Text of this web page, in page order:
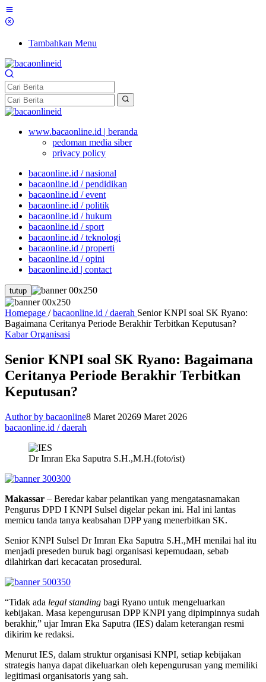
Tambahkan Menu
www.bacaonline.id | beranda
pedoman media siber
privacy policy
bacaonline.id / nasional
bacaonline.id / pendidikan
bacaonline.id / event
bacaonline.id / politik
bacaonline.id / hukum
bacaonline.id / sport
bacaonline.id / teknologi
bacaonline.id / properti
bacaonline.id / opini
bacaonline.id | contact
tutup
Homepage / bacaonline.id / daerah Senior KNPI soal SK Ryano:
Bagaimana Ceritanya Periode Berakhir Terbitkan Keputusan?
Kabar Organisasi
Senior KNPI soal SK Ryano: Bagaimana
Ceritanya Periode Berakhir Terbitkan
Keputusan?
Author by bacaonline8 Maret 20269 Maret 2026
bacaonline.id / daerah
Dr Imran Eka Saputra S.H.,M.H.(foto/ist)
Makassar – Beredar kabar pelantikan yang mengatasnamakan
Pengurus DPD I KNPI Sulsel digelar pekan ini. Hal ini lantas
memicu tanda tanya keabsahan DPP yang menerbitkan SK.
Senior KNPI Sulsel Dr Imran Eka Saputra S.H.,MH menilai hal itu
menjadi preseden buruk bagi organisasi kepemudaan, sebab
dilahirkan dari kecacatan prosedural.
“Tidak ada legal standing bagi Ryano untuk mengeluarkan
kebijakan. Masa kepengurusan DPP KNPI yang dipimpinnya sudah
berakhir,” ujar Imran Eka Saputra (IES) dalam keterangan resmi
dikirim ke redaksi.
Menurut IES, dalam struktur organisasi KNPI, setiap kebijakan
strategis hanya dapat dikeluarkan oleh kepengurusan yang memiliki
legitimasi organisatoris yang sah.